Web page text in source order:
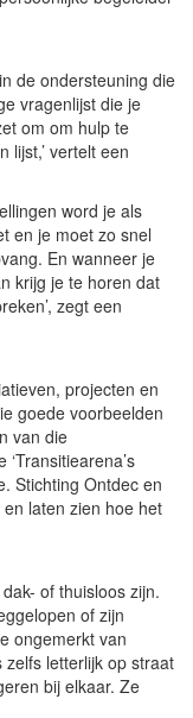
de ondersteuning die
vragenlijst die je
om om hulp te
lijst,’ vertelt een
word je als
en je moet zo snel
En wanneer je
krijg je te horen dat
zegt een
projecten en
goede voorbeelden
van die
Stichting Ontdec en
laten zien hoe het
of thuisloos zijn.
of zijn
ongemerkt van
letterlijk op straat
bij elkaar. Ze